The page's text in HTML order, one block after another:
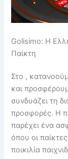
Golisimo: Η
Παίκτη
Στο ,
και
συνδυάζει τη
προσφορές. Η
παρέχει ένα
όπου οι
ποικιλία